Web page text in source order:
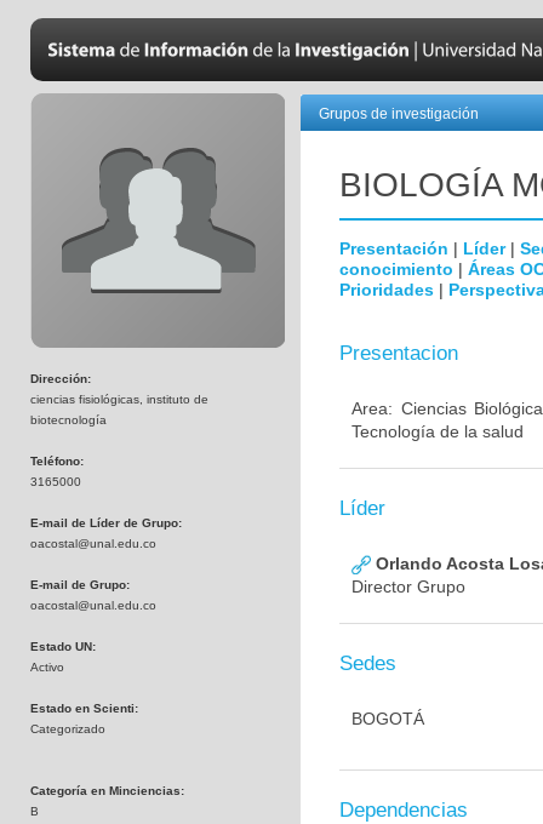
Dirección:
ciencias fisiológicas, instituto de
biotecnología
Teléfono:
3165000
E-mail de Líder de Grupo:
oacostal@unal.edu.co
E-mail de Grupo:
oacostal@unal.edu.co
Estado UN:
Activo
Estado en Scienti:
Categorizado
Categoría en Minciencias:
B
Grupos de investigación
BIOLOGÍA
Presentación | Líder|
conocimiento | Áreas
Prioridades |
Presentacion
Area: Ciencias
Tecnología de la salud
Líder
Orlando Acosta
Director Grupo
Sedes
BOGOTÁ
Dependencias